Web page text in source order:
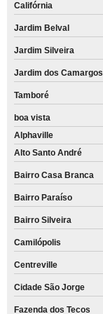
Califórnia
Jardim Belval
Jardim Silveira
Jardim dos Camargos
Tamboré
boa vista
Alphaville
Alto Santo André
Bairro Casa Branca
Bairro Paraíso
Bairro Silveira
Camilópolis
Centreville
Cidade São Jorge
Fazenda dos Tecos